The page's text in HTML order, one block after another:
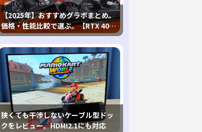
【2025年】おすすめグラボまとめ。
価格・性能比較で選ぶ。【RTX 40,
RX 7000各種に対応】
狭くても干渉しないケーブル型ドッ
クをレビュー。HDMI2.1にも対応